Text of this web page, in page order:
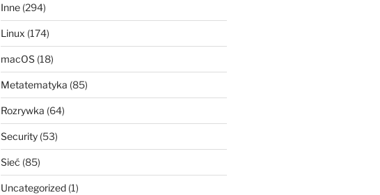
Inne(294)
Linux (174)
macOS(18)
Metatematyka (85)
Rozrywka (64)
Security(53)
Sieć (85)
Uncategorized(1)